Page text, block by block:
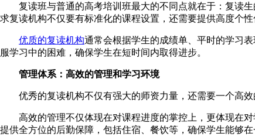
复读班与普通的高考培训班最大的不同点就在于：复读生
求复读机构不仅要有标准化的课程设置，还需要提供高度个性
优质的复读机构通常会根据学生的成绩单、平时的学习
服学习中的困难，确保学生在短时间内取得进步。
管理体系：高效的管理和学习环境
优秀的复读机构不仅有强大的师资力量，还需要一个高效
高效的管理不仅体现在对课程进度的掌控上，更体现在对
提供全方位的后勤保障，包括住宿、餐饮等，确保学生能够在